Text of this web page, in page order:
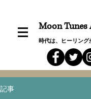
Moon
時代は、ヒーリン
記事